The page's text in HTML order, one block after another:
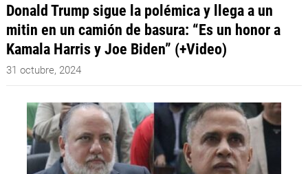
Donald Trump sigue la polémica y llega a un
mitin en un camión de basura: “Es un honor a
Kamala Harris y Joe Biden” (+Video)
31 octubre, 2024